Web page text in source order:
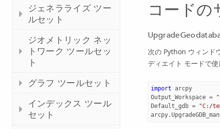
ジェネラライズ ツー
ルセット
ジオメトリック ネッ
トワーク ツールセッ
ト
グラフ ツールセット
インデックス ツール
セット
コードの
次の Python ウィンド
ディエイト モードで
import arcpy
Output_Workspace =
Default_gdb =
"C:/
arcpy.